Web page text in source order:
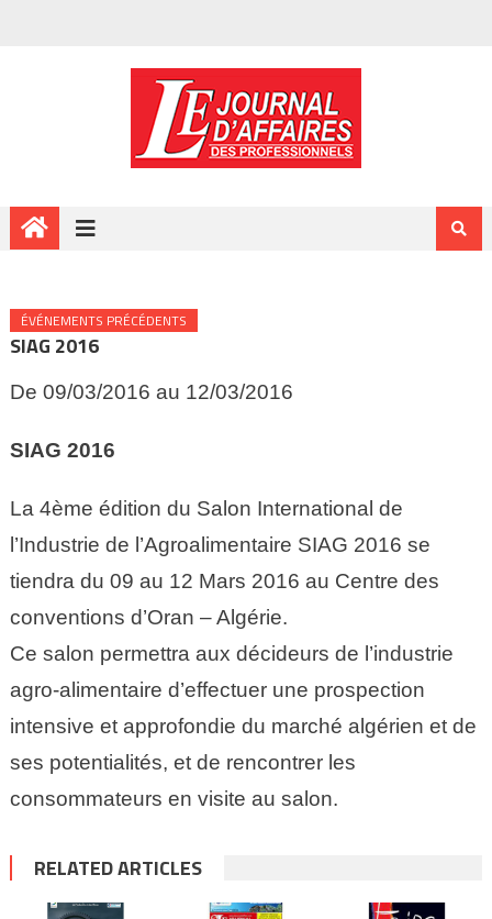
ÉVÉNEMENTS PRÉCÉDENTS
SIAG 2016
De 09/03/2016 au 12/03/2016
SIAG 2016
La 4ème édition du Salon International de
l’Industrie de l’Agroalimentaire SIAG 2016 se
tiendra du 09 au 12 Mars 2016 au Centre des
conventions d’Oran – Algérie.
Ce salon permettra aux décideurs de l’industrie
agro-alimentaire d’effectuer une prospection
intensive et approfondie du marché algérien et de
ses potentialités, et de rencontrer les
consommateurs en visite au salon.
RELATED ARTICLES